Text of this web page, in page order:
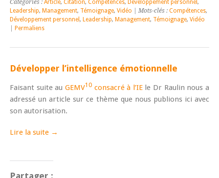
Catégories : Article, Citation, Compétences, Développement personnel ,
Leadership, Management, Témoignage, Vidéo | Mots-clés : Compétences,
Développement personnel , Leadership, Management, Témoignage, Vidéo
Permaliens
Développer l’intelligence émotionnelle
Faisant suite au GEMV10 consacré à l’IEle Dr Raulin nous a
adressé un article sur ce thème que nous publions ici avec
son autorisation.
Lire la suite →
Partager :